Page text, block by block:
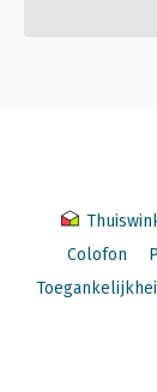
Colofon